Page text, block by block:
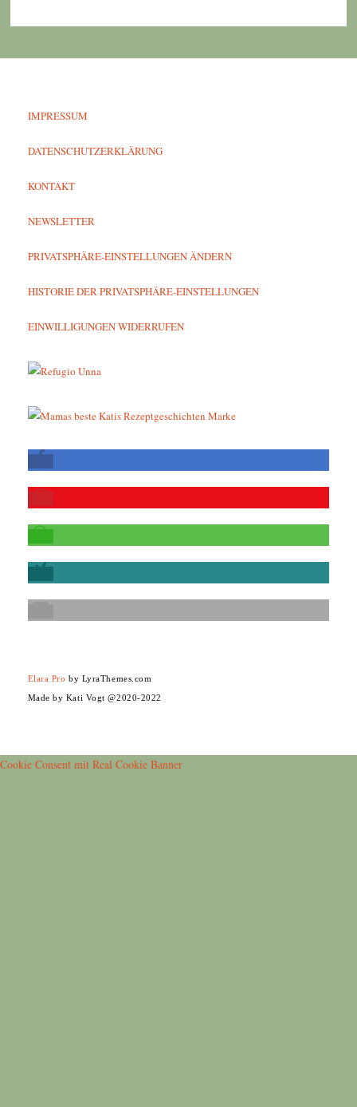
IMPRESSUM
DATENSCHUTZERKLÄRUNG
KONTAKT
NEWSLETTER
PRIVATSPHÄRE-EINSTELLUNGEN ÄNDERN
HISTORIE DER PRIVATSPHÄRE-EINSTELLUNGEN
EINWILLIGUNGEN WIDERRUFEN
Elara Pro by LyraThemes.com
Made by Kati Vogt @2020-2022
Cookie Consent mit Real Cookie Banner